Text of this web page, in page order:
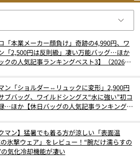
「本業メーカー顔負け」奇跡の4,990円、ワ
「2,500円は反則級」凄い万能バッグ…ほか
クの人気記事ランキングベスト3】（2026年
ン「ショルダー⇔リュックに変形」2,900円
ブバッグ、ワイルドシングス“水に強い”初コ
…ほか【休日バッグの人気記事ランキングベ
マン】猛暑でも着る方が涼しい「表面温
氷撃ウェア」をレビュー！“腕だけ濡らすの
気化冷却機能が凄い